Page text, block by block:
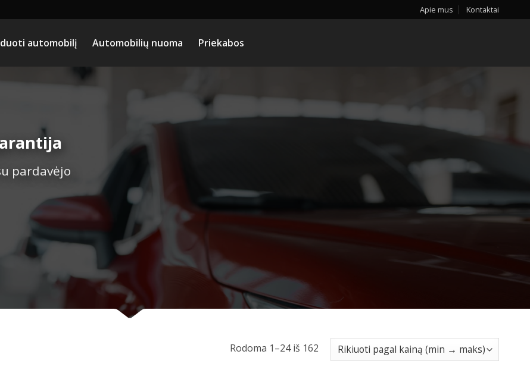
Apie mus Kontaktai
automobilį Automobilių nuoma Priekabos
pardavėjo
Rodoma 1–24 iš 162Rūšiuojama
pagal